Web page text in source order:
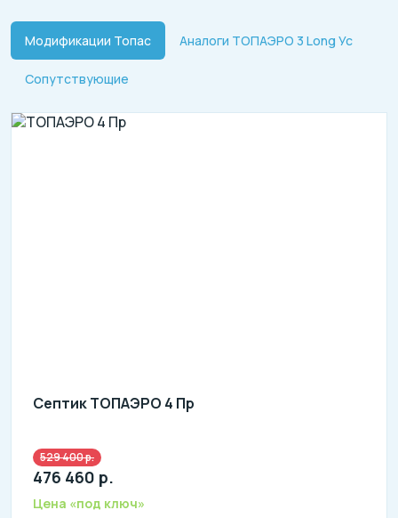
Модификации Топас Аналоги ТОПАЭРО 3 Long Ус
Сопутствующие
Септик ТОПАЭРО 4 Пр
литров в сутки: 4000
л: 1200
529 400 р.
476 460 р.
Цена «под ключ»